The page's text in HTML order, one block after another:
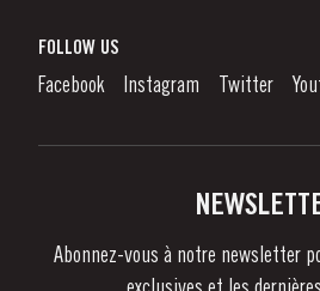
Denunciation Platform
Liens
Qu'est-Ce Que Le Vin De Porto?
Déguster le Porto
Nouvelles
FOLLOW US
Facebook Instagram Twitter
Abonnez-vous à notre newsletter